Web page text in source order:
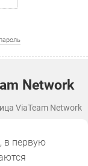
Network
ViaTeam Network
в первую